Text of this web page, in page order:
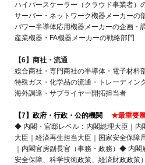
ハイパースケーラー（クラウド事業者）
サーバー・ネットワーク機器メーカーの
パワー半導体応用機器メーカーの企画・
産業機器・FA機器メーカーの戦略部門
【6】商社・流通
総合商社・専門商社の半導体・電子材料
特殊ガス・化学品の流通・トレーディン
海外調達・サプライヤー開拓担当者
【7】政府・行政・公的機関 ★最重要
◆ 内閣・官邸レベル：内閣総理大臣｜内
大臣｜経済再生担当大臣｜国家安全保障
｜内閣官房副長官（事務・政務）◆ 内
安全保障、科学技術政策、経済財政政策